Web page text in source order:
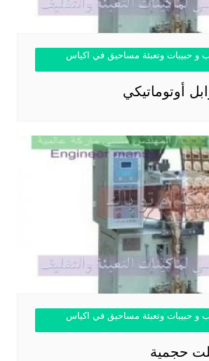
و حبيبات وتعبئة مساحيق في اكياس
أوتوماتيكي
و حبيبات وتعبئة مساحيق في اكياس
حجمية